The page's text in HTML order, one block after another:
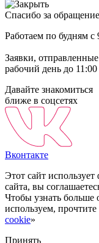
Спасибо за
Работаем по будням с
Заявки,
рабочий день до 11:00
Давайте знакомиться
ближе в соцсетях
Вконтакте
Этот сайт
сайта, вы
Чтобы узнать больше
используем,
cookie»
Принять